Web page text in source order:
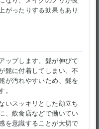
がったりする効果もあり
ップします。髭が伸びて
髭に付着してしまい、不
が汚れやすいため、髭を
。
いスッキリとした顔立ち
、飲食店などで働いてい
を意識することが大切で